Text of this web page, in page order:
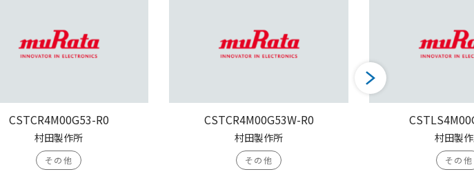
CSTCR4M00G53-R0
村田製作所
その他
CSTCR4M00G53W-R0
村田製作所
その他
村田製
その他